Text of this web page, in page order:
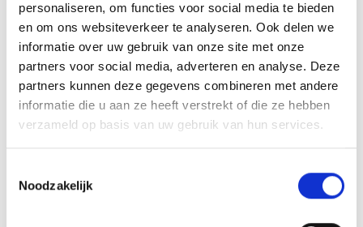
personaliseren, om functies voor social media te bieden
en om ons websiteverkeer te analyseren. Ook delen we
informatie over uw gebruik van onze site met onze
partners voor social media, adverteren en analyse. Deze
partners kunnen deze gegevens combineren met andere
informatie die u aan ze heeft verstrekt of die ze hebben
verzameld op basis van uw gebruik van hun services.
Noodzakelijk